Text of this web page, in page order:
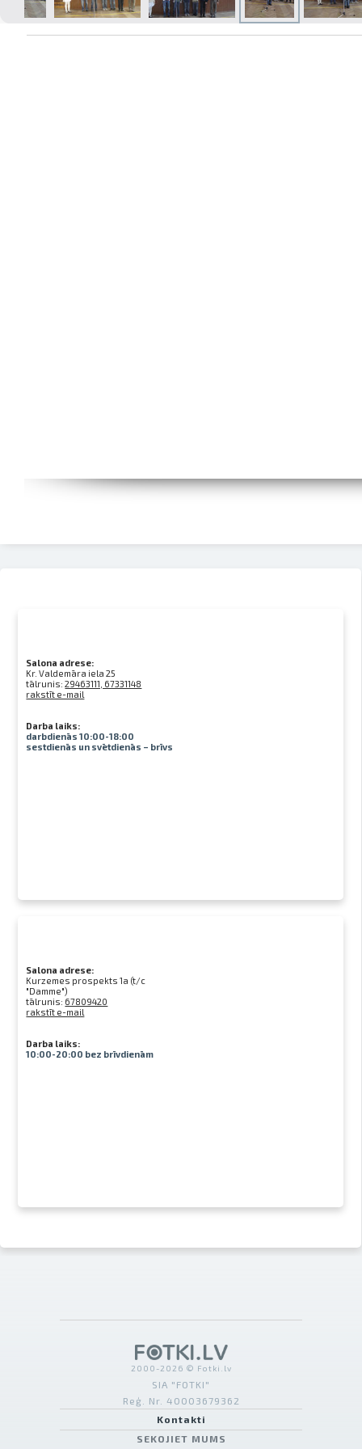
Salona adrese:
Kr. Valdemāra iela 25
tālrunis:29463111, 67331148
rakstīt e-mail
Darba laiks:
darbdienās 10:00-18:00
sestdienās un svētdienās – brīvs
Salona adrese:
Kurzemes prospekts 1a (t/c
"Damme")
tālrunis: 67809420
rakstīt e-mail
Darba laiks:
10:00-20:00 bez brīvdienām
2000-2026 © Fotki.lv
SIA "FOTKI"
Reģ. Nr. 40003679362
Kontakti
SEKOJIET MUMS